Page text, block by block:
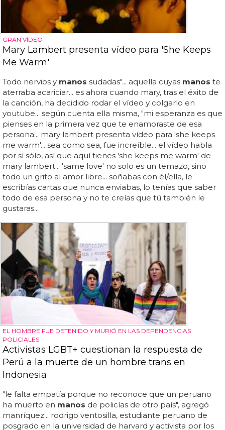
GRAN VÍDEO
Mary Lambert presenta vídeo para 'She Keeps
Me Warm'
Todo nervios y manos sudadas"... aquella cuyas manos te
aterraba acariciar... es ahora cuando mary, tras el éxito de
la canción, ha decidido rodar el vídeo y colgarlo en
youtube... según cuenta ella misma, "mi esperanza es que
pienses en la primera vez que te enamoraste de esa
persona... mary lambert presenta vídeo para 'she keeps
me warm'... sea como sea, fue increíble... el vídeo habla
por sí sólo, así que aquí tienes 'she keeps me warm' de
mary lambert... 'same love' no solo es un temazo, sino
todo un grito al amor libre... soñabas con él/ella, le
escribías cartas que nunca enviabas, lo tenías que saber
todo de esa persona y no te creías que tú también le
gustaras...
EL HOMBRE FUE DETENIDO Y MURIÓ EN LAS DEPENDENCIAS
POLICIALES
Activistas LGBT+ cuestionan la respuesta de
Perú a la muerte de un hombre trans en
Indonesia
"le falta empatía porque no reconoce que un peruano
ha muerto en manos de policías de otro país", agregó
manríquez... rodrigo ventosilla, estudiante peruano de
posgrado en la universidad de harvard y activista por los